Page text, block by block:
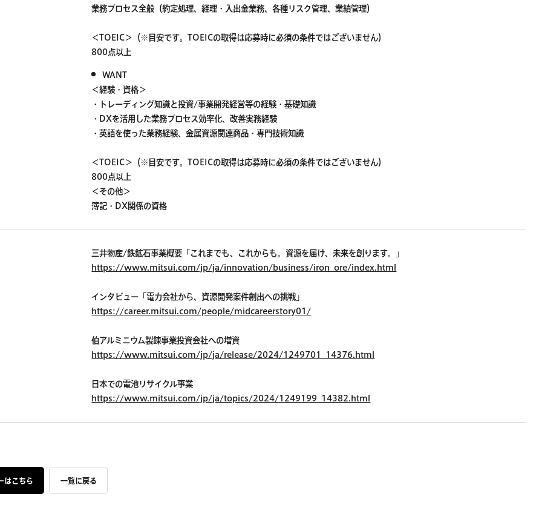
業務プロセス全般（約定処理、経理・入出金業務、各種リスク管理、業績管理）
＜TOEIC＞（※目安です。TOEICの取得は応募時に必須の条件ではございません）
800点以上
WANT
＜経験・資格＞
・トレーディング知識と投資/事業開発経営等の経験・基礎知識
・DXを活用した業務プロセス効率化、改善実務経験
・英語を使った業務経験、金属資源関連商品・専門技術知識
＜TOEIC＞（※目安です。TOEICの取得は応募時に必須の条件ではございません）
800点以上
＜その他＞
簿記・DX関係の資格
三井物産/鉄鉱石事業概要「これまでも、これからも。資源を届け、未来を創ります。」
https://www.mitsui.com/jp/ja/innovation/business/iron_ore/index.html
インタビュー「電力会社から、資源開発案件創出への挑戦」
https://career.mitsui.com/people/midcareerstory01/
伯アルミニウム製錬事業投資会社への増資
https://www.mitsui.com/jp/ja/release/2024/1249701_14376.html
日本での電池リサイクル事業
https://www.mitsui.com/jp/ja/topics/2024/1249199_14382.html
はこちら 一覧に戻る